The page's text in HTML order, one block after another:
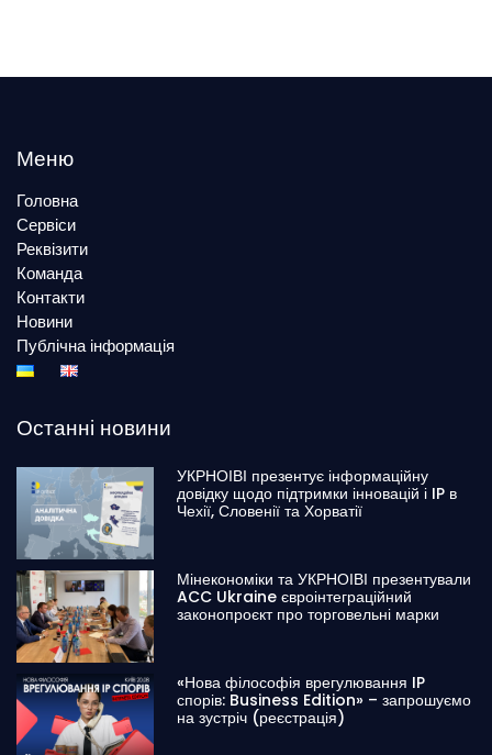
Меню
Головна
Сервіси
Реквізити
Команда
Контакти
Новини
Публічна інформація
Останні новини
УКРНОІВІ презентує інформаційну
довідку щодо підтримки інновацій і IP в
Чехії, Словенії та Хорватії
Мінекономіки та УКРНОІВІ презентували
ACC Ukraine євроінтеграційний
законопроєкт про торговельні марки
«Нова філософія врегулювання IP
спорів: Business Edition» – запрошуємо
на зустріч (реєстрація)